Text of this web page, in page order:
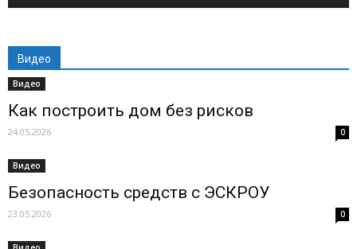
Видео
Видео
Как построить дом без рисков
24.05.2026 0
Видео
Безопасность средств с ЭСКРОУ
23.05.2026 0